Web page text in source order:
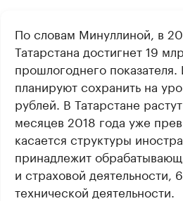
По словам Минуллиной, в
Татарстана достигнет 19
прошлогоднего
планируют сохранить на
рублей. В Татарстане
месяцев 2018 года уже
касается структуры
принадлежит
и страховой
технической деятельности.